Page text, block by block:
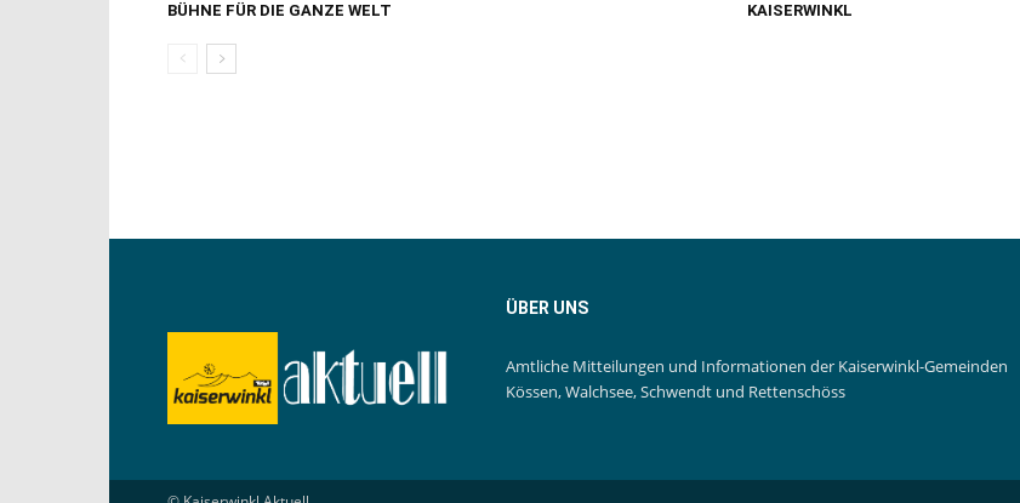
BÜHNE FÜR DIE GANZE WELT
KAISERWINKL
ÜBER UNS
Amtliche Mitteilungen und Informationen der Kaiserwinkl-Gemeinden
Kössen, Walchsee, Schwendt und Rettenschöss